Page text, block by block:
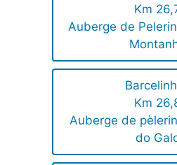
Km
Auberge de
Km
Auberge de
do